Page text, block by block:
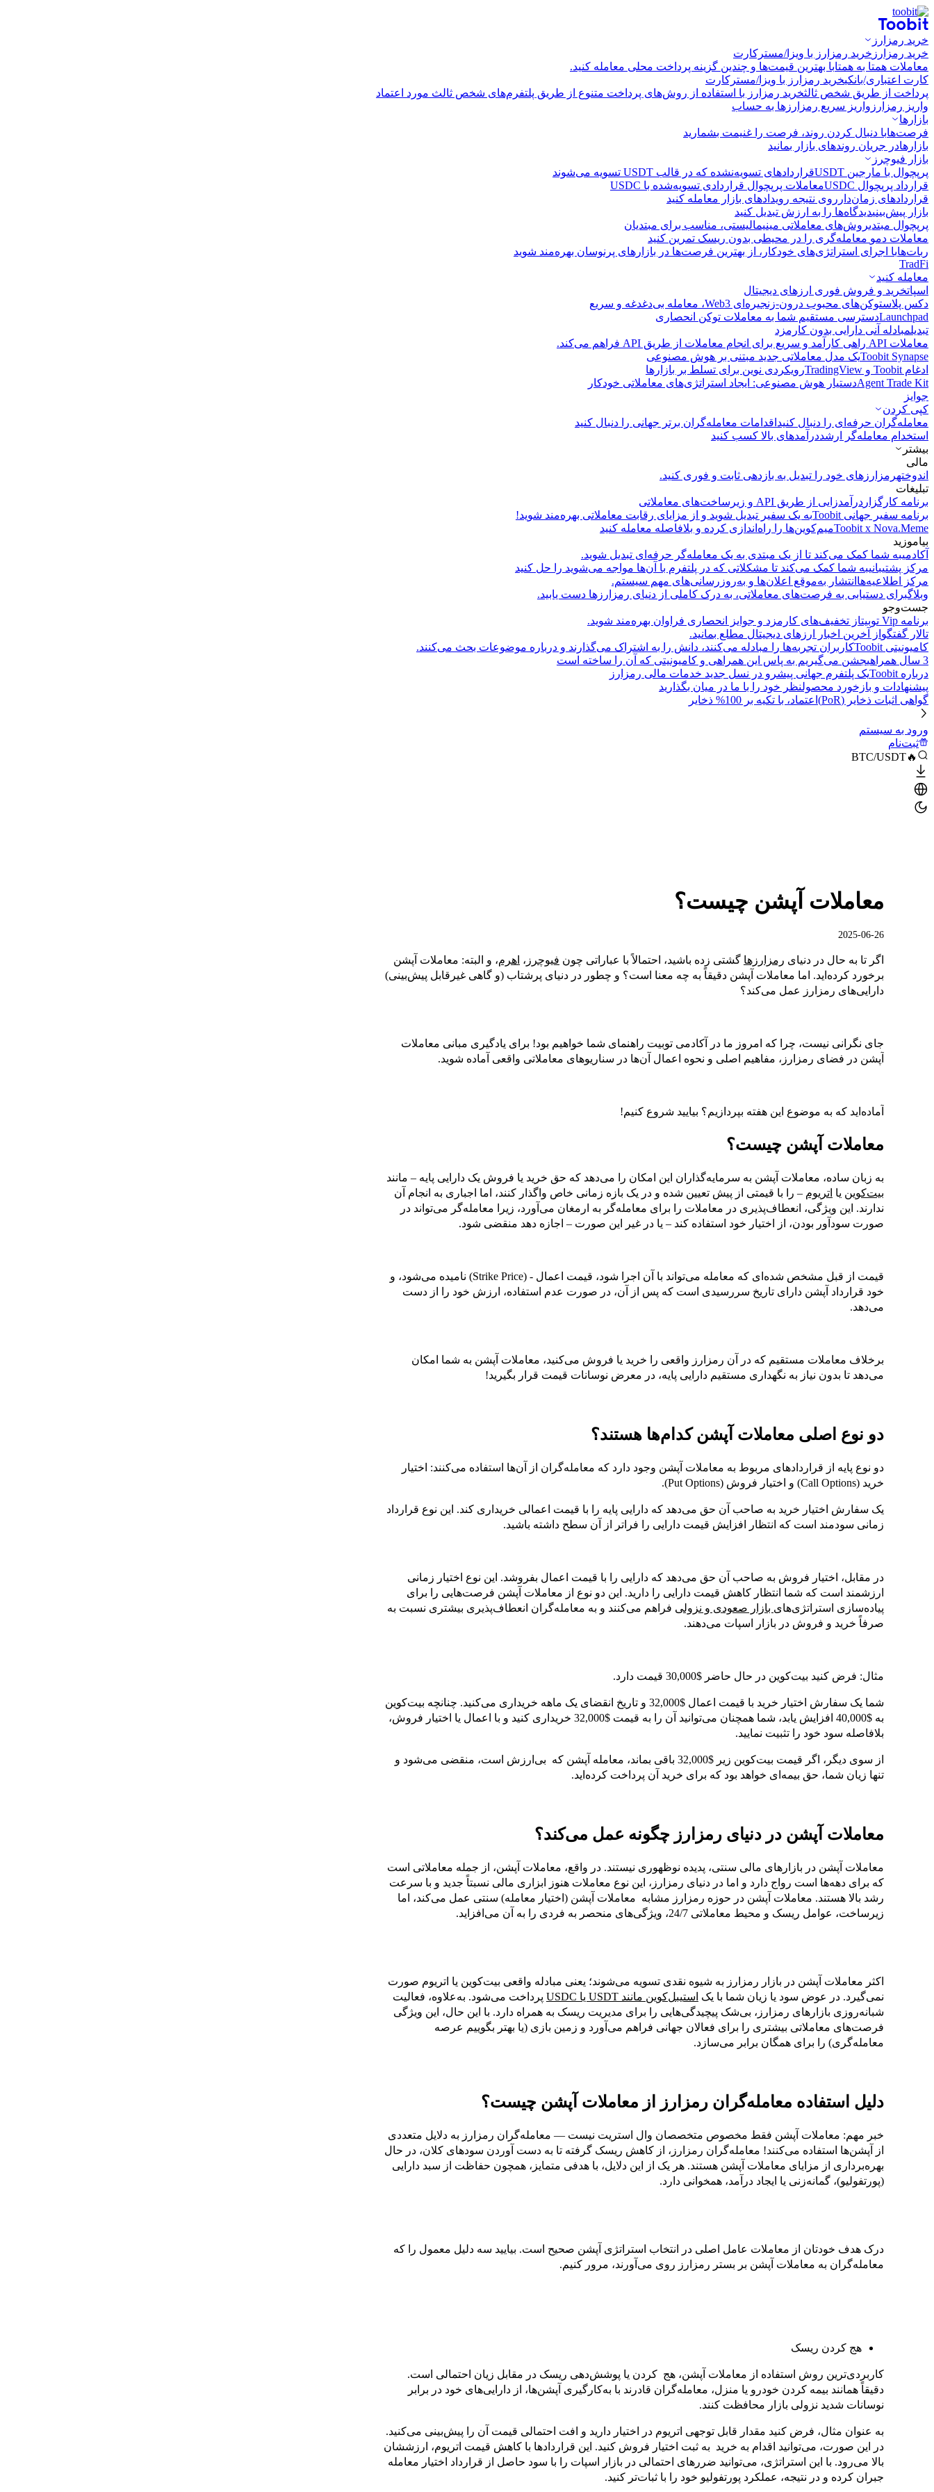
خرید رمزارز
خرید رمزارز خرید رمزارز با ویزا/مسترکارت
معاملات همتا به همتابا بهترین قیمت‌ها و چندین گزینه پرداخت محلی معامله کنید.
کارت اعتباری/بانکیخرید رمزارز با ویزا/مسترکارت
پرداخت از طریق شخص ثالثخرید رمزارز با استفاده از روش‌های پرداخت متنوع از طریق پلتفرم‌های شخص ثالث مورد اعتماد
واریز رمزارز واریز سریع رمزارزها به حساب
بازارها
فرصت‌هابا دنبال کردن روند، فرصت را غنیمت بشمارید
بازارهادر جریان روندهای بازار بمانید
بازار فیوچرز
پرپچوال با مارجین USDT
قراردادهای تسویه‌نشده که در قالب USDT تسویه می‌شوند
قرارداد پرپچوال USDC
معاملات پرپچوال قراردادی تسویه‌شده با USDC
قراردادهای زمان‌دار روی نتیجه رویدادهای بازار معامله کنید
بازار پیش‌بینیدیدگاه‌ها را به ارزش تبدیل کنید
پرپچوال مبتدیروش‌های معاملاتی مینیمالیستی، مناسب برای مبتدیان
معاملات دمو معامله‌گری را در محیطی بدون ریسک تمرین کنید
ربات‌هابا اجرای استراتژی‌های خودکار، از بهترین فرصت‌ها در بازارهای پرنوسان بهره‌مند شوید
TradFi
معامله کنید
اسپاتخرید و فروش فوری ارزهای دیجیتال
دکس پلاستوکن‌های محبوب درون-زنجیره‌ای Web3، معامله بی‌دغدغه و سریع
Launchpadدسترسی مستقیم شما به معاملات توکن انحصاری
تبدیلمبادله آنی دارایی بدون کارمزد
معاملات API
راهی کارآمد و سریع برای انجام معاملات از طریق API فراهم می‌کند.
Toobit Synapseیک مدل معاملاتی جدید مبتنی بر هوش مصنوعی
ادغام Toobit و TradingView
رویکردی نوین برای تسلط بر بازارها
Agent Trade Kitدستیار هوش مصنوعی: ایجاد استراتژی‌های معاملاتی خودکار
جوایز
کپی‌ کردن
معامله‌گران حرفه‌ای را دنبال کنید اقدامات معامله‌گران برتر جهانی را دنبال کنید
استخدام معامله‌گر ارشددرآمد‌های بالا کسب کنید
بیشتر
مالی
اندوختهرمزارزهای خود را تبدیل به بازدهی ثابت و فوری کنید.
تبلیغات
برنامه کارگزار درآمدزایی از طریق API و زیرساخت‌های معاملاتی
برنامه سفیر جهانی Toobit
به یک سفیر تبدیل شوید و از مزایای رقابت معاملاتی بهره‌مند شوید!
Toobit x Nova.Memeمیم‌کوین‌ها را راه‌اندازی کرده و بلافاصله معامله کنید
بیاموزید
آکادمیبه شما کمک می‌کند تا از یک مبتدی به یک معامله‌گر حرفه‌ای تبدیل شوید.
مرکز پشتیبانیبه شما کمک می‌کند تا مشکلاتی که در پلتفرم با آن‌ها مواجه می‌شوید را حل کنید
مرکز اطلاعیه‌ها انتشار به‌موقع اعلان‌ها و به‌روزرسانی‌های مهم سیستم.
وبلاگبرای دستیابی به فرصت‌های معاملاتی، به درک کاملی از دنیای رمزارزها دست یابید.
جست‌وجو
برنامه Vip توبیت
از تخفیف‌های کارمزد و جوایز انحصاری فراوان بهره‌مند شوید.
تالار گفتگو از آخرین اخبار ارزهای دیجیتال مطلع بمانید.
کامیونیتی Toobit
کاربران تجربه‌ها را مبادله می‌کنند، دانش را به اشتراک می‌گذارند و درباره موضوعات بحث می‌کنند.
3 سال همراهی
جشن می‌گیریم به پاس این همراهی و کامیونیتی که آن را ساخته است
درباره Toobit
یک پلتفرم جهانی پیشرو در نسل جدید خدمات مالی رمزارز
پیشنهادات و بازخورد محصولنظر خود را با ما در میان بگذارید
گواهی اثبات ذخایر (PoR)
اعتماد، با تکیه بر 100% ذخایر
ورود به سیستم
ثبت‌نام
🔥BTC/USDT
معاملات آپشن چیست؟
2025-06-26
اگر تا به حال در دنیای رمزارزها گشتی زده‌ باشید، احتمالاً با عباراتی چون فیوچرز ، اهرم، و البته: معاملات آپشن
برخورد کرده‌اید. اما معاملات آپشن دقیقاً به چه معنا است؟ و چطور در دنیای پرشتاب (و گاهی غیرقابل پیش‌بینی)
دارایی‌های رمزارز عمل می‌کند؟
جای نگرانی نیست، چرا که امروز ما در آکادمی توبیت راهنمای شما خواهیم بود! برای یادگیری مبانی معاملات
آپشن در فضای رمزارز، مفاهیم اصلی و نحوه اعمال آن‌ها در سناریوهای معاملاتی واقعی آماده شوید.
آماده‌اید که به موضوع این هفته بپردازیم؟ بیایید شروع کنیم!
معاملات آپشن چیست؟
به زبان ساده، معاملات آپشن به سرمایه‌گذاران این امکان را می‌دهد که حق خرید یا فروش یک دارایی پایه – مانند
بیت‌کوین یا اتریوم – را با قیمتی از پیش تعیین شده و در یک بازه زمانی خاص واگذار کنند، اما اجباری به انجام آن
ندارند. این ویژگی، انعطاف‌پذیری در معاملات را برای معامله‌گر به ارمغان می‌آورد، زیرا معامله‌گر می‌تواند در
صورت سودآور بودن، از اختیار خود استفاده کند – یا در غیر این صورت – اجازه دهد منقضی شود.
قیمت از قبل مشخص شده‌ای که معامله می‌تواند با آن اجرا شود، قیمت اعمال - (Strike Price) نامیده می‌شود، و
خود قرارداد آپشن دارای تاریخ سررسیدی است که پس از آن، در صورت عدم استفاده، ارزش خود را از دست
می‌دهد.
برخلاف معاملات مستقیم که در آن رمزارز واقعی را خرید یا فروش می‌کنید، معاملات آپشن به شما امکان
می‌دهد تا بدون نیاز به نگهداری مستقیم دارایی پایه، در معرض نوسانات قیمت قرار بگیرید!
دو نوع اصلی معاملات آپشن کدام‌ها هستند؟
دو نوع پایه از قراردادهای مربوط به معاملات آپشن وجود دارد که معامله‌گران از آن‌ها استفاده می‌کنند: اختیار
خرید (Call Options) و اختیار فروش (Put Options).
یک سفارش اختیار خرید به صاحب آن حق می‌دهد که دارایی پایه را با قیمت اعمالی خریداری کند. این نوع قرارداد
زمانی سودمند است که انتظار افزایش قیمت دارایی را فراتر از آن سطح داشته باشید.
در مقابل، اختیار فروش به صاحب آن حق می‌دهد که دارایی را با قیمت اعمال بفروشد. این نوع اختیار زمانی
ارزشمند است که شما انتظار کاهش قیمت دارایی را دارید. این دو نوع از معاملات آپشن فرصت‌هایی را برای
پیاده‌سازی استراتژی‌های بازار صعودی و نزولی فراهم می‌کنند و به معامله‌گران انعطاف‌پذیری بیشتری نسبت به
صرفاً خرید و فروش در بازار اسپات می‌دهند.
مثال: فرض کنید بیت‌کوین در حال حاضر $30,000 قیمت دارد.
شما یک سفارش اختیار خرید با قیمت اعمال $32,000 و تاریخ انقضای یک ماهه خریداری می‌کنید. چنانچه بیت‌کوین
به $40,000 افزایش یابد، شما همچنان می‌توانید آن را به قیمت $32,000 خریداری کنید و با اعمال یا اختیار فروش،
بلافاصله سود خود را تثبیت نمایید.
از سوی دیگر، اگر قیمت بیت‌کوین زیر $32,000 باقی بماند، معامله آپشن که بی‌ارزش است، منقضی می‌شود و
تنها زیان شما، حق بیمه‌ای خواهد بود که برای خرید آن پرداخت کرده‌اید.
معاملات آپشن در دنیای رمزارز چگونه عمل می‌کند؟
معاملات آپشن در بازارهای مالی سنتی،‌ پدیده نوظهوری نیستند. در واقع، معاملات آپشن، از جمله معاملاتی است
که برای دهه‌ها است رواج دارد و اما در دنیای رمزارز، این نوع معاملات هنوز ابزاری مالی نسبتاً جدید و با سرعت
رشد بالا هستند. معاملات آپشن در حوزه رمزارز مشابه معاملات آپشن (اختیار معامله) سنتی عمل می‌کند، اما
زیرساخت، عوامل ریسک و محیط معاملاتی 24/7، ویژگی‌های منحصر به فردی را به آن می‌افزاید.
اکثر معاملات آپشن در بازار رمزارز به شیوه نقدی تسویه می‌شوند؛ یعنی مبادله واقعی بیت‌کوین یا اتریوم صورت
نمی‌گیرد. در عوض سود یا زیان شما با یک استیبل‌کوین مانند USDT یا USDC
پرداخت می‌شود. به‌علاوه، فعالیت
شبانه‌روزی بازارهای رمزارز، بی‌شک پیچیدگی‌هایی را برای مدیریت ریسک به همراه دارد. با این حال، این ویژگی
فرصت‌های معاملاتی بیشتری را برای فعالان جهانی فراهم می‌آورد و زمین بازی (یا بهتر بگوییم عرصه
معامله‌گری) را برای همگان برابر می‌سازد.
دلیل استفاده معامله‌گران رمزارز از معاملات آپشن چیست؟
خبر مهم: معاملات آپشن فقط مخصوص متخصصان وال استریت نیست — معامله‌گران رمزارز به دلایل متعددی
از آپشن‌ها استفاده می‌کنند! معامله‌گران رمزارز، از کاهش ریسک گرفته تا به دست آوردن سودهای کلان، در حال
بهره‌برداری از مزایای معاملات آپشن هستند. هر یک از این دلایل، با هدفی متمایز، همچون حفاظت از سبد دارایی
(پورتفولیو)، گمانه‌زنی یا ایجاد درآمد، همخوانی دارد.
درک هدف خودتان از معاملات عامل اصلی در انتخاب استراتژی آپشن صحیح است. بیایید سه دلیل معمول را که
معامله‌گران به معاملات آپشن بر بستر رمزارز روی می‌آورند، مرور کنیم.
هج کردن ریسک
کاربردی‌ترین روش استفاده از معاملات آپشن، هج کردن یا پوشش‌دهی ریسک در مقابل زیان احتمالی است.
دقیقاً همانند بیمه کردن خودرو یا منزل، معامله‌گران قادرند با به‌کارگیری آپشن‌ها، از دارایی‌های خود در برابر
نوسانات شدید نزولی بازار محافظت کنند.
به عنوان مثال، فرض کنید مقدار قابل توجهی اتریوم در اختیار دارید و افت احتمالی قیمت آن را پیش‌بینی می‌کنید.
در این صورت، می‌توانید اقدام به خرید به ثبت اختیار فروش کنید. این قراردادها با کاهش قیمت اتریوم، ارزششان
بالا می‌رود. با این استراتژی، می‌توانید ضررهای احتمالی در بازار اسپات را با سود حاصل از قرارداد اختیار معامله
جبران کرده و در نتیجه، عملکرد پورتفولیو خود را با ثبات‌تر کنید.